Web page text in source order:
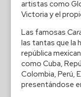
artistas como
Victoria y el
Las famosas
las tantas que la
república
como Cuba,
Colombia, Perú,
presentándose